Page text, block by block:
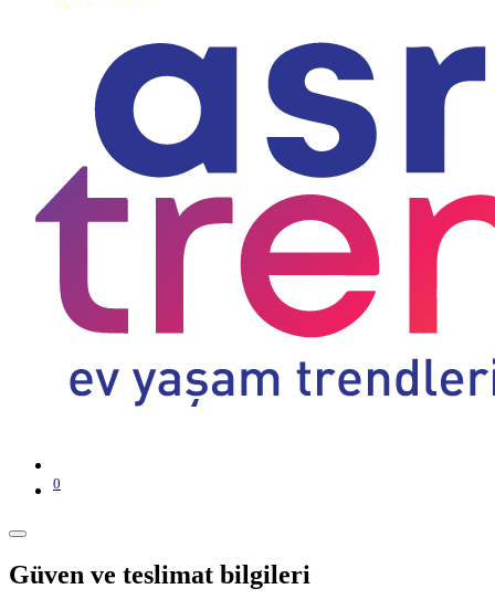
0
Güven ve teslimat bilgileri